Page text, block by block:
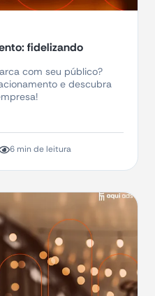
fidelizando
com seu público?
e descubra
6 min de leitura